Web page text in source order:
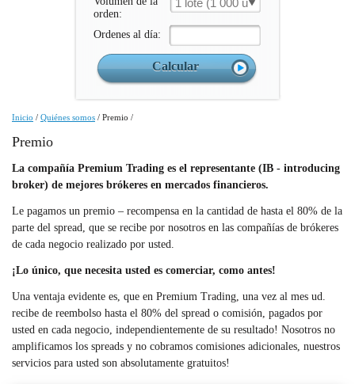
orden:
1 lote (1 000 un.)
Ordenes al día:
Inicio / Quiénes somos / Premio /
Premio
La compañía Premium Trading es el representante (IB - introducing
broker) de mejores brókeres en mercados financieros.
Le pagamos un premio – recompensa en la cantidad de hasta el 80% de la
parte del spread, que se recibe por nosotros en las compañías de brókeres
de cada negocio realizado por usted.
¡Lo único, que necesita usted es comerciar, como antes!
Una ventaja evidente es, que en Premium Trading, una vez al mes ud.
recibe de reembolso hasta el 80% del spread o comisión, pagados por
usted en cada negocio, independientemente de su resultado! Nosotros no
amplificamos los spreads y no cobramos comisiones adicionales, nuestros
servicios para usted son absolutamente gratuitos!